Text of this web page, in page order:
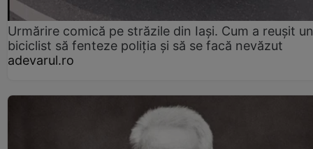
Urmărire comică pe străzile din Iași. Cum a reușit un
biciclist să fenteze poliția și să se facă nevăzut
adevarul.ro